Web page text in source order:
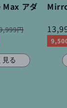
アダ
円
見る
セ
ー
ル